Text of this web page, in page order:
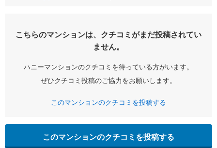
こちらのマンションは、クチコミがまだ投稿されてい
ません。
ハニーマンションのクチコミを待っている方がいます。
ぜひクチコミ投稿のご協力をお願いします。
このマンションのクチコミを投稿する
このマンションのクチコミを投稿する